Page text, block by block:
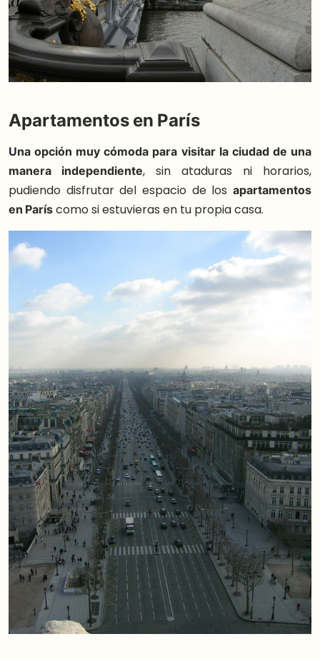
Apartamentos en París
Una opción muy cómoda para visitar la ciudad de una
manera independiente, sin ataduras ni horarios,
pudiendo disfrutar del espacio de los apartamentos
en Paríscomo si estuvieras en tu propia casa.